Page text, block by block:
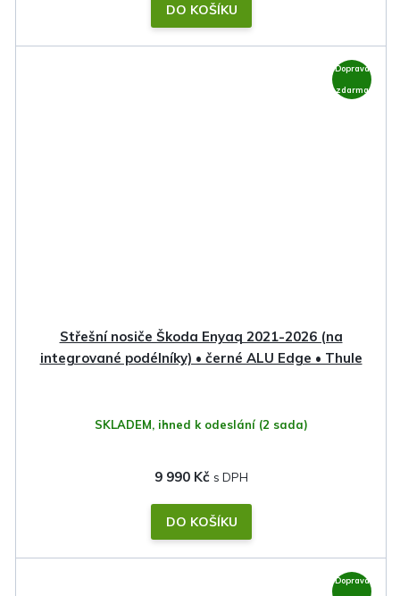
DO KOŠÍKU
Doprava
zdarma
Střešní nosiče Škoda Enyaq 2021-2026 (na
integrované podélníky) • černé ALU Edge • Thule
SKLADEM, ihned k odeslání (2 sada)
9 990 Kč
DO KOŠÍKU
Doprava